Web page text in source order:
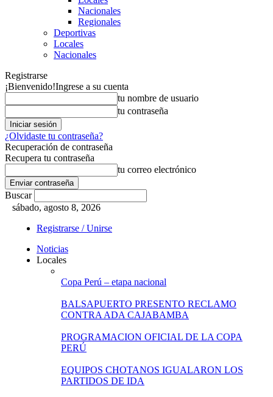
Nacionales
Regionales
Deportivas
Locales
Nacionales
Registrarse
¡Bienvenido!Ingrese a su cuenta
tu nombre de usuario
tu contraseña
¿Olvidaste tu contraseña?
Recuperación de contraseña
Recupera tu contraseña
tu correo electrónico
Buscar
sábado, agosto 8, 2026
Registrarse / Unirse
Noticias
Locales
Copa Perú – etapa nacional
BALSAPUERTO PRESENTO RECLAMO
CONTRA ADA CAJABAMBA
PROGRAMACION OFICIAL DE LA COPA
PERÚ
EQUIPOS CHOTANOS IGUALARON LOS
PARTIDOS DE IDA